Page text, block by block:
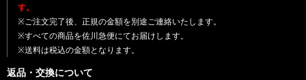
す。
※ご注文完了後、正規の金額を別途ご連絡いたします。
※すべての商品を佐川急便にてお届けします。
※送料は税込の金額となります。
返品・交換について